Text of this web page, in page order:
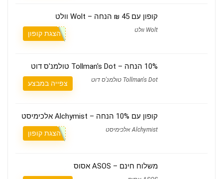
קופון עם 45 ₪ הנחה – Wolt וולט
Wolt וולט הצגת קופון
10% הנחה – Tollman's Dot טולמנ'ס דוט
Tollman's Dot טולמנ'ס דוט צפייה במבצע
קופון עם 10% הנחה – Alchymist אלכימיסט
Alchymist אלכימיסט הצגת קופון
משלוח חינם – ASOS אסוס